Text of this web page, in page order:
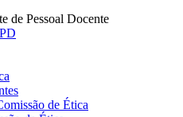
de Pessoal Docente
de Ética